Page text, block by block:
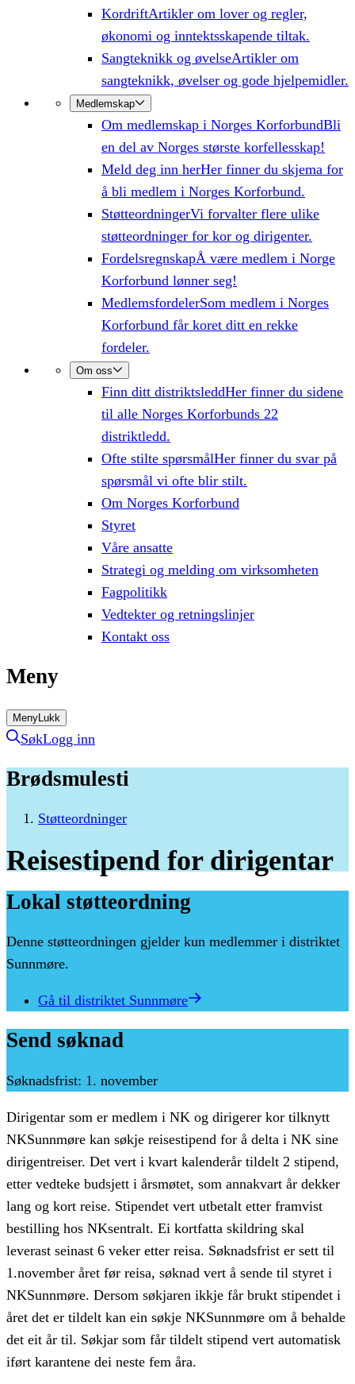
KordriftArtikler om lover og regler,
økonomi og inntektsskapende tiltak.
Sangteknikk og øvelseArtikler om
sangteknikk, øvelser og gode hjelpemidler.
Medlemskap
Om medlemskap i Norges KorforbundBli
en del av Norges største korfellesskap!
Meld deg inn herHer finner du skjema for
å bli medlem i Norges Korforbund.
StøtteordningerVi forvalter flere ulike
støtteordninger for kor og dirigenter.
FordelsregnskapÅ være medlem i Norge
Korforbund lønner seg!
MedlemsfordelerSom medlem i Norges
Korforbund får koret ditt en rekke
fordeler.
Om oss
Finn ditt distriktsleddHer finner du sidene
til alle Norges Korforbunds 22
distriktledd.
Ofte stilte spørsmålHer finner du svar på
spørsmål vi ofte blir stilt.
Om Norges Korforbund
Styret
Våre ansatte
Strategi og melding om virksomheten
Fagpolitikk
Vedtekter og retningslinjer
Kontakt oss
Meny
MenyLukk
SøkLogg inn
Brødsmulesti
Støtteordninger
Reisestipend for dirigentar
Lokal støtteordning
Denne støtteordningen gjelder kun medlemmer i distriktet
Sunnmøre.
Gå til distriktet Sunnmøre
Send søknad
Søknadsfrist: 1. november
Dirigentar som er medlem i NK og dirigerer kor tilknytt
NKSunnmøre kan søkje reisestipend for å delta i NK sine
dirigentreiser. Det vert i kvart kalenderår tildelt 2 stipend,
etter vedteke budsjett i årsmøtet, som annakvart år dekker
lang og kort reise. Stipendet vert utbetalt etter framvist
bestilling hos NKsentralt. Ei kortfatta skildring skal
leverast seinast 6 veker etter reisa. Søknadsfrist er sett til
1.november året før reisa, søknad vert å sende til styret i
NKSunnmøre. Dersom søkjaren ikkje får brukt stipendet i
året det er tildelt kan ein søkje NKSunnmøre om å behalde
det eit år til. Søkjar som får tildelt stipend vert automatisk
iført karantene dei neste fem åra.